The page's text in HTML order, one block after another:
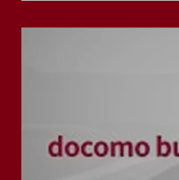
お役立ち資料ダウンロード
中堅中小企業のビジネスをサポート！
お悩みから見つける